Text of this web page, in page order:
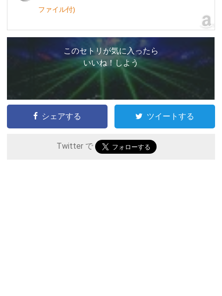
ファイル付)
このセトリが気に入ったら
いいね！しよう
シェアする ツイートする
Twitter で